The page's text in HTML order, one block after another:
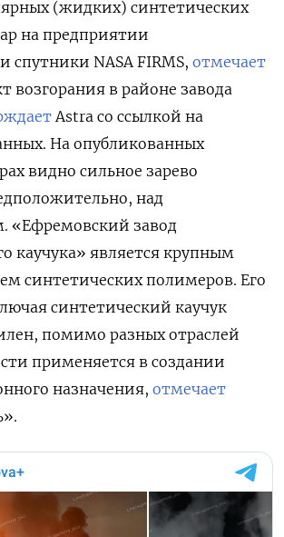
(жидких) синтетических
на предприятии
спутники NASA FIRMS, отмечает
возгорания в районе завода
Astra со ссылкой на
На опубликованных
видно сильное зарево
над
«Ефремовский завод
каучука» является крупным
синтетических полимеров. Его
синтетический каучук
помимо разных отраслей
применяется в создании
назначения, отмечает